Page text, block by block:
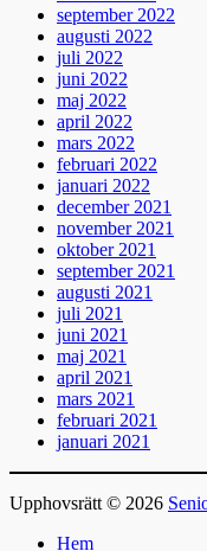
september 2022
augusti 2022
juli 2022
juni 2022
maj 2022
april 2022
mars 2022
februari 2022
januari 2022
december 2021
november 2021
oktober 2021
september 2021
augusti 2021
juli 2021
juni 2021
maj 2021
april 2021
mars 2021
februari 2021
januari 2021
Upphovsrätt © 2026
Hem